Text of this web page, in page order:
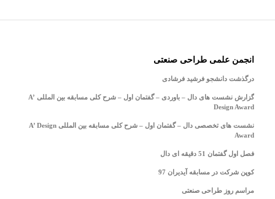
انجمن علمی طراحی صنعتی
درگذشت دانشجو فرشید فرشادی
گزارش نشست های دال – باوردی – گفتمان اول – شرح کلی مسابقه بین المللی A’
Design Award
نشست های تخصصی دال – گفتمان اول – شرح کلی مسابقه بین المللی A’ Design
Award
فصل اول گفتمان 51 دقیقه ای دال
کوپن شرکت در مسابقه آیدیران 97
مراسم روز طراحی صنعتی